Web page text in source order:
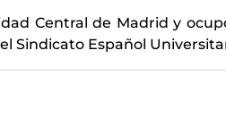
Central de Madrid y
Español